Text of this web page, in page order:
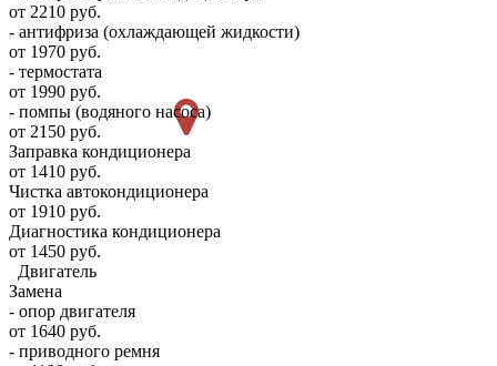
от 2210 руб.
- антифриза (охлаждающей жидкости)
от 1970 руб.
- термостата
от 1990 руб.
- помпы (водяного насоса)
от 2150 руб.
Заправка кондиционера
от 1410 руб.
Чистка автокондиционера
от 1910 руб.
Диагностика кондиционера
от 1450 руб.
Двигатель
Замена
- опор двигателя
от 1640 руб.
- приводного ремня